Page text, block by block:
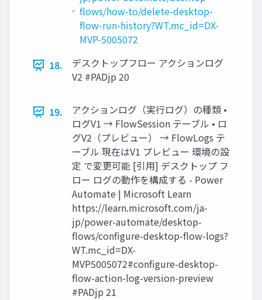
flows/how-to/delete-desktop-
flow-run-history?WT.mc_id=DX-
MVP-5005072
18.
デスクトップフロー アクションログ
V2 #PADjp 20
19.
アクションログ（実行ログ）の種類 •
ログV1 → FlowSession テーブル • ロ
グV2（プレビュー） → FlowLogs テ
ーブル 現在はV1 プレビュー 環境の設
定 で変更可能 [引用] デスクトップ フ
ロー ログの動作を構成する - Power
Automate | Microsoft Learn
https://learn.microsoft.com/ja-
jp/power-automate/desktop-
flows/configure-desktop-flow-logs?
WT.mc_id=DX-
MVP5005072#configure-desktop-
flow-action-log-version-preview
#PADjp 21